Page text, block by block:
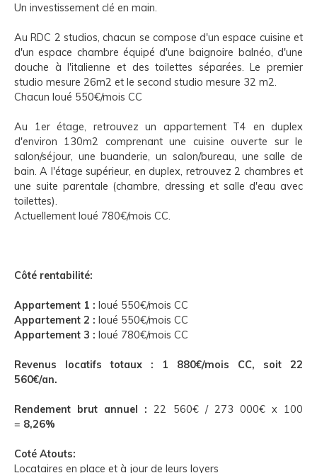
Un investissement clé en main.
Au RDC 2 studios, chacun se compose d'un espace cuisine et
d'un espace chambre équipé d'une baignoire balnéo, d'une
douche à l'italienne et des toilettes séparées. Le premier
studio mesure 26m2 et le second studio mesure 32 m2.
Chacun loué 550€/mois CC
Au 1er étage, retrouvez un appartement T4 en duplex
d'environ 130m2 comprenant une cuisine ouverte sur le
salon/séjour, une buanderie, un salon/bureau, une salle de
bain. A l'étage supérieur, en duplex, retrouvez 2 chambres et
une suite parentale (chambre, dressing et salle d'eau avec
toilettes).
Actuellement loué 780€/mois CC.
Côté rentabilité:
Appartement 1 : loué 550€/mois CC
Appartement 2 : loué 550€/mois CC
Appartement 3 : loué 780€/mois CC
Revenus locatifs totaux : 1 880€/mois CC, soit 22
560€/an.
Rendement brut annuel : 22 560€ / 273 000€ x 100
= 8,26%
Coté Atouts:
Locataires en place et à jour de leurs loyers